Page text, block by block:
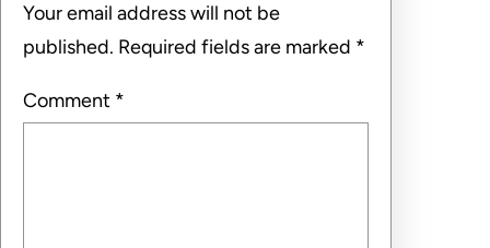
Your email address will not be
published. Required fields are marked *
Comment *